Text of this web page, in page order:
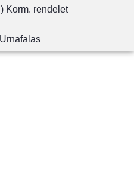
Korm. rendelet